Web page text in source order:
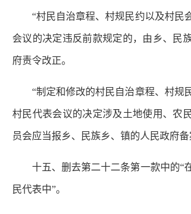
“村民自治章程、村规民约以及村民
会议的决定违反前款规定的，由乡、民
府责令改正。
“制定和修改的村民自治章程、村规民
村民代表会议的决定涉及土地使用、农
员会应当报乡、民族乡、镇的人民政府备
十五、删去第二十二条第一款中的“
民代表中”。